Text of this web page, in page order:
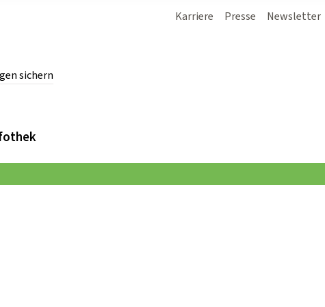
sichern
Karriere Presse Newsletter